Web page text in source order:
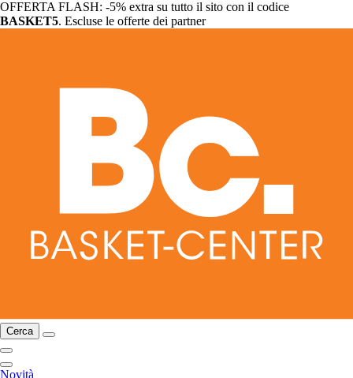
OFFERTA FLASH: -5% extra su tutto il sito con il codice
BASKET5. Escluse le offerte dei partner
Cerca
Novità